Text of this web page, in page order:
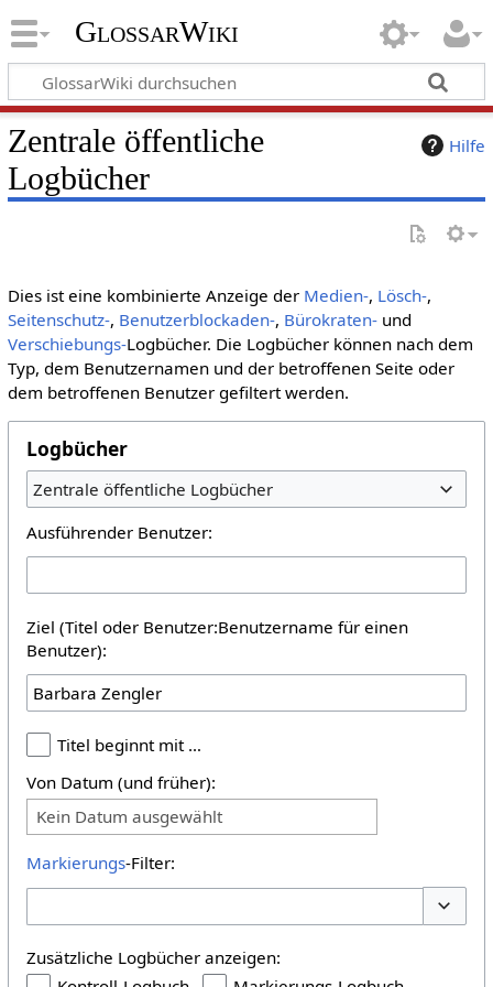
GlossarWiki
Hilfe
Zentrale öffentliche
Logbücher
Dies ist eine kombinierte Anzeige der Medien-, Lösch-,
Seitenschutz-, Benutzerblockaden-, Bürokraten-und
Verschiebungs-Logbücher. Die Logbücher können nach dem
Typ, dem Benutzernamen und der betroffenen Seite oder
dem betroffenen Benutzer gefiltert werden.
Logbücher
Zentrale öffentliche Logbücher
Ausführender Benutzer:
Ziel (Titel oder Benutzer:Benutzername für einen
Benutzer):
Titel beginnt mit …
Von Datum (und früher):
Kein Datum ausgewählt
Markierungs-Filter:
Zusätzliche Logbücher anzeigen: